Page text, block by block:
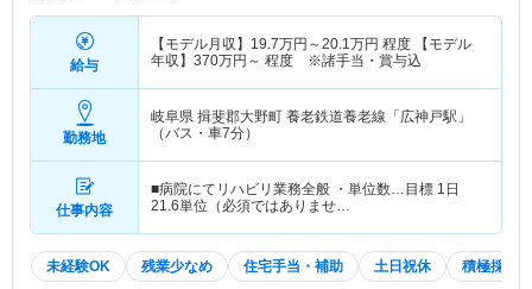
給与
【モデル月収】 19.7万円～20.1万円 程度 【モデル
年収】 370万円～ 程度 ※諸手当・賞与込
勤務地
岐阜県 揖斐郡大野町 養老鉄道養老線「広神戸駅」
（バス・車7分）
仕事内容
■病院にてリハビリ業務全般 ・単位数…目標 1日
21.6単位（必須ではありませ…
未経験OK 残業少なめ 住宅手当・補助 土日祝休 積極採用中